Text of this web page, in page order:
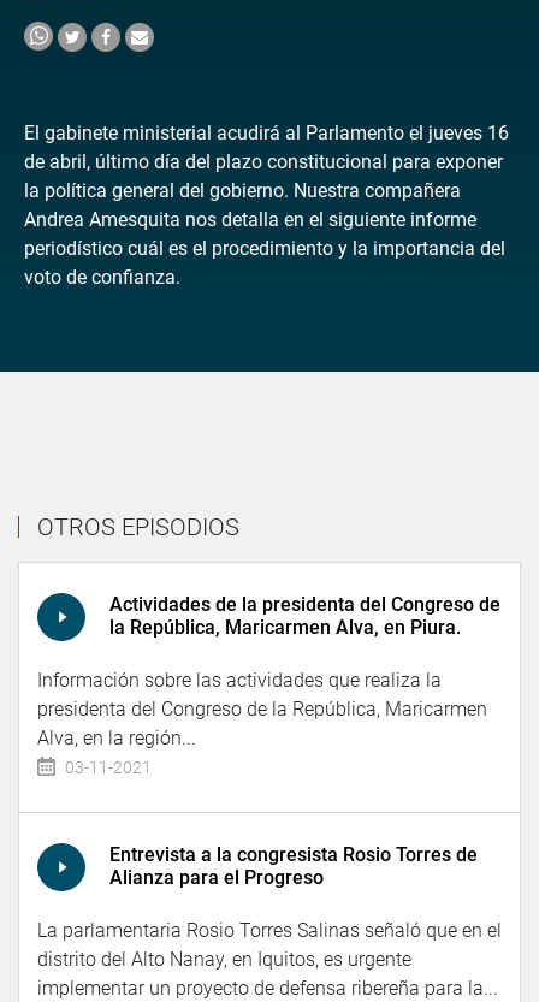
El gabinete ministerial acudirá al Parlamento el jueves 16
de abril, último día del plazo constitucional para exponer
la política general del gobierno. Nuestra compañera
Andrea Amesquita nos detalla en el siguiente informe
periodístico cuál es el procedimiento y la importancia del
voto de confianza.
OTROS EPISODIOS
Actividades de la presidenta del Congreso de
la República, Maricarmen Alva, en Piura.
Información sobre las actividades que realiza la
presidenta del Congreso de la República, Maricarmen
Alva, en la región...
03-11-2021
Entrevista a la congresista Rosio Torres de
Alianza para el Progreso
La parlamentaria Rosio Torres Salinas señaló que en el
distrito del Alto Nanay, en Iquitos, es urgente
implementar un proyecto de defensa ribereña para la...